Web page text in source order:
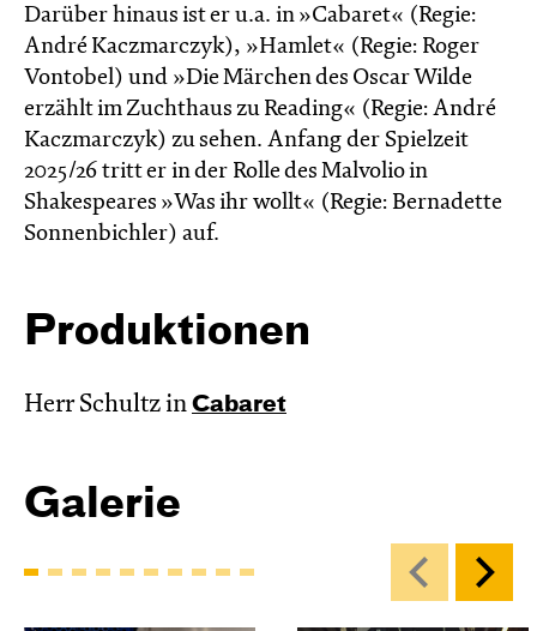
Darüber hinaus ist er u.a. in »Cabaret« (Regie:
André Kaczmarczyk), »Hamlet« (Regie: Roger
Vontobel) und »Die Märchen des Oscar Wilde
erzählt im Zucht­haus zu Reading« (Regie: André
Kacz­marc­zyk) zu sehen. Anfang der Spielzeit
2025/26 tritt er in der Rolle des Malvolio in
Shakespeares »Was ihr wollt« (Regie: Bernadette
Sonnenbichler) auf.
Produktionen
Herr Schultz in Cabaret
Galerie